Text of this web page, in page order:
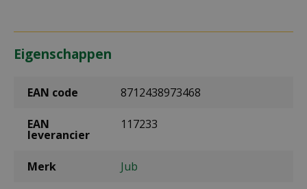
Eigenschappen
EAN code 8712438973468
EAN
leverancier
117233
Merk Jub